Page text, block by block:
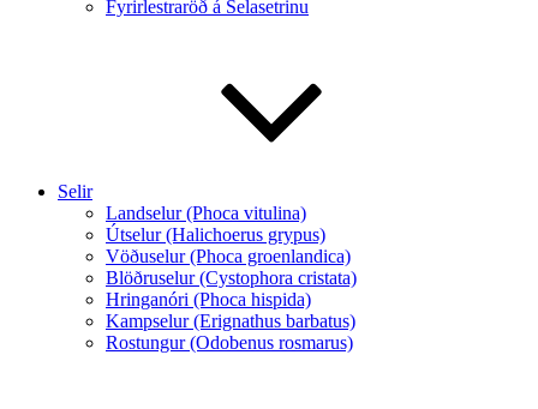
Fyrirlestraröð á Selasetrinu
Selir
Landselur (Phoca vitulina)
Útselur (Halichoerus grypus)
Vöðuselur (Phoca groenlandica)
Blöðruselur (Cystophora cristata)
Hringanóri (Phoca hispida)
Kampselur (Erignathus barbatus)
Rostungur (Odobenus rosmarus)